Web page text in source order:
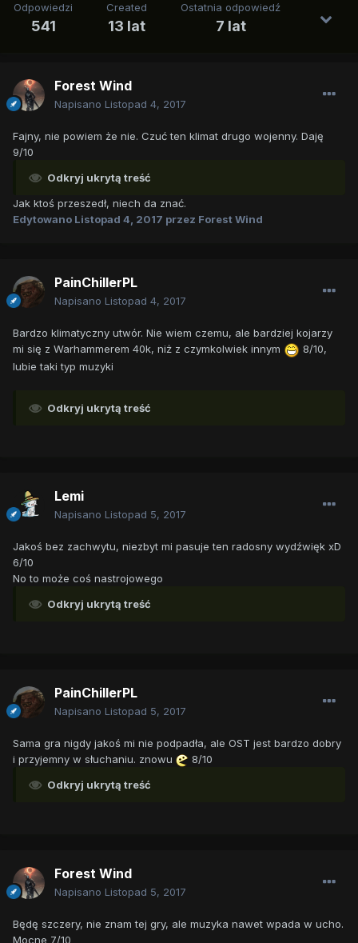
Odpowiedzi
541
Created
13 lat
Ostatnia odpowiedź
7 lat
Forest Wind
Napisano Listopad 4, 2017
Fajny, nie powiem że nie. Czuć ten klimat drugo wojenny. Daję
9/10
Odkryj ukrytą treść
Jak ktoś przeszedł, niech da znać.
Edytowano Listopad 4, 2017 przez Forest Wind
PainChillerPL
Napisano Listopad 4, 2017
Bardzo klimatyczny utwór. Nie wiem czemu, ale bardziej kojarzy
mi się z Warhammerem 40k, niż z czymkolwiek innym
8/10,
lubie taki typ muzyki
Odkryj ukrytą treść
Lemi
Napisano Listopad 5, 2017
Jakoś bez zachwytu, niezbyt mi pasuje ten radosny wydźwięk xD
6/10
No to może coś nastrojowego
Odkryj ukrytą treść
PainChillerPL
Napisano Listopad 5, 2017
Sama gra nigdy jakoś mi nie podpadła, ale OST jest bardzo dobry
i przyjemny w słuchaniu. znowu
8/10
Odkryj ukrytą treść
Forest Wind
Napisano Listopad 5, 2017
Będę szczery, nie znam tej gry, ale muzyka nawet wpada w ucho.
Mocne 7/10